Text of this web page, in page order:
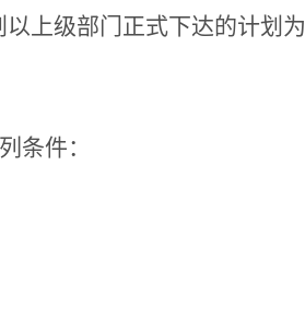
以上级部门正式下达的计划为
条件：